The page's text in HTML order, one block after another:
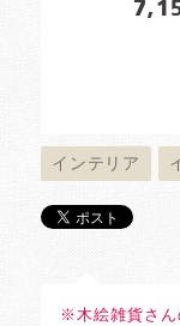
インテリア
※木絵雑貨さん